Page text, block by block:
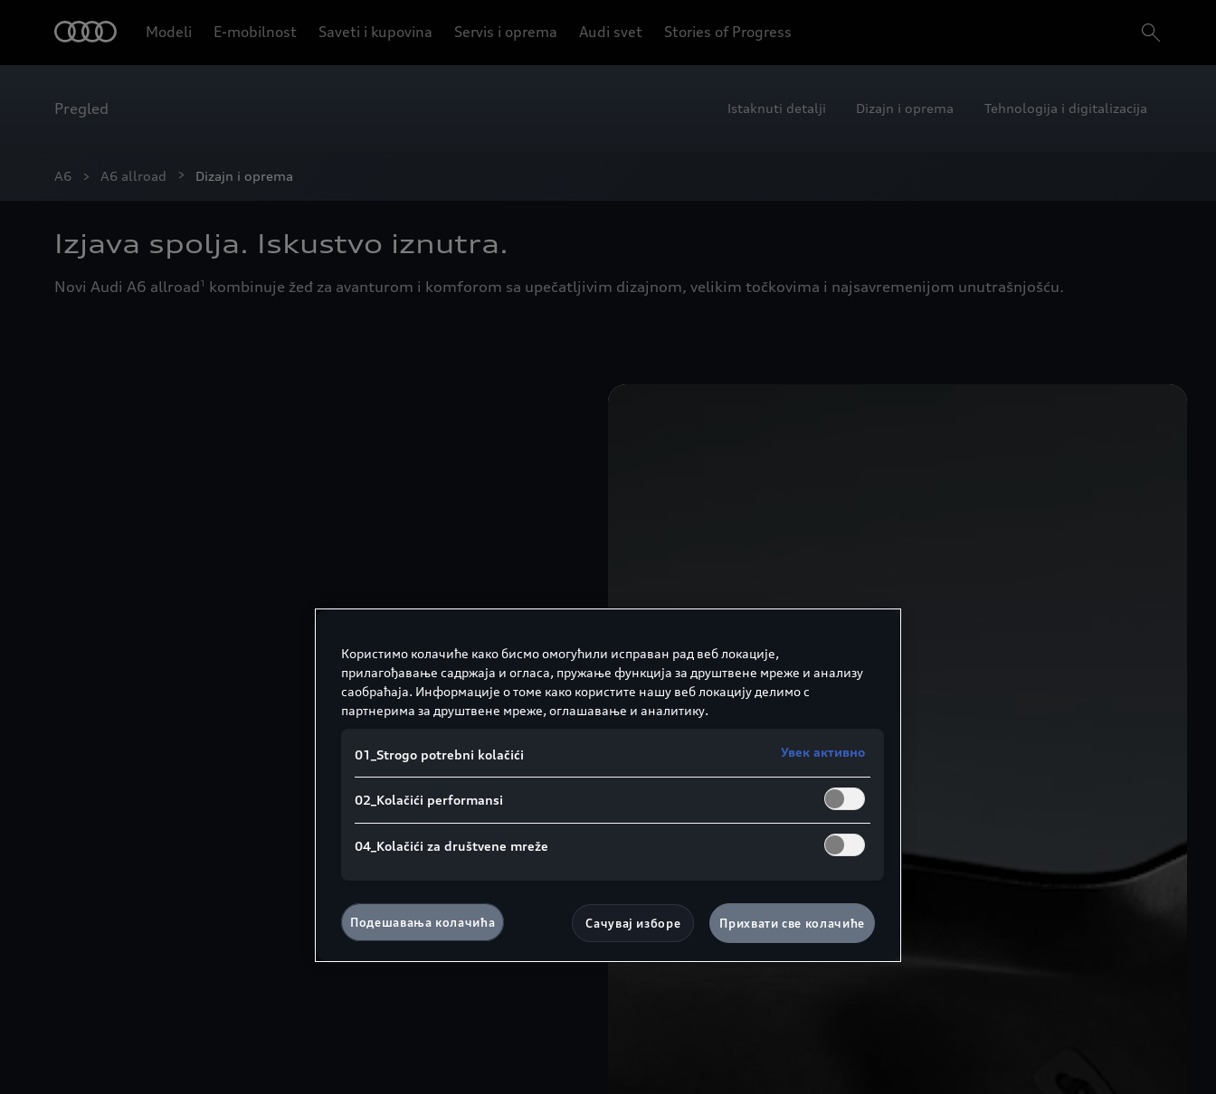
Modeli E-mobilnost Saveti i kupovina Servis i oprema Audi svet Stories of Progress
Pregled Istaknuti detalji Dizajn i oprema Tehnologija i digitalizacija
A6 A6 allroad Dizajn i oprema
Izjava spolja. Iskustvo iznutra.
Novi Audi A6 allroad1 kombinuje žeđ za avanturom i komforom sa upečatljivim dizajnom, velikim točkovima i najsavremenijom unutrašnjošću.
Користимо колачиће како бисмо омогућили исправан рад веб локације,
прилагођавање садржаја и огласа, пружање функција за друштвене мреже и анализу
саобраћаја. Информације о томе како користите нашу веб локацију делимо с
партнерима за друштвене мреже, оглашавање и аналитику.
01_Strogo potrebni kolačići Увек активно
02_Kolačići performansi
04_Kolačići za društvene mreže
Подешавања колачића Сачувај изборе Прихвати све колачиће